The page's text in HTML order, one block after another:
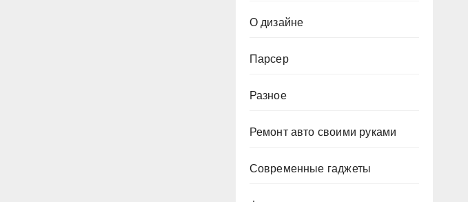
О дизайне
Парсер
Разное
Ремонт авто своими руками
Современные гаджеты